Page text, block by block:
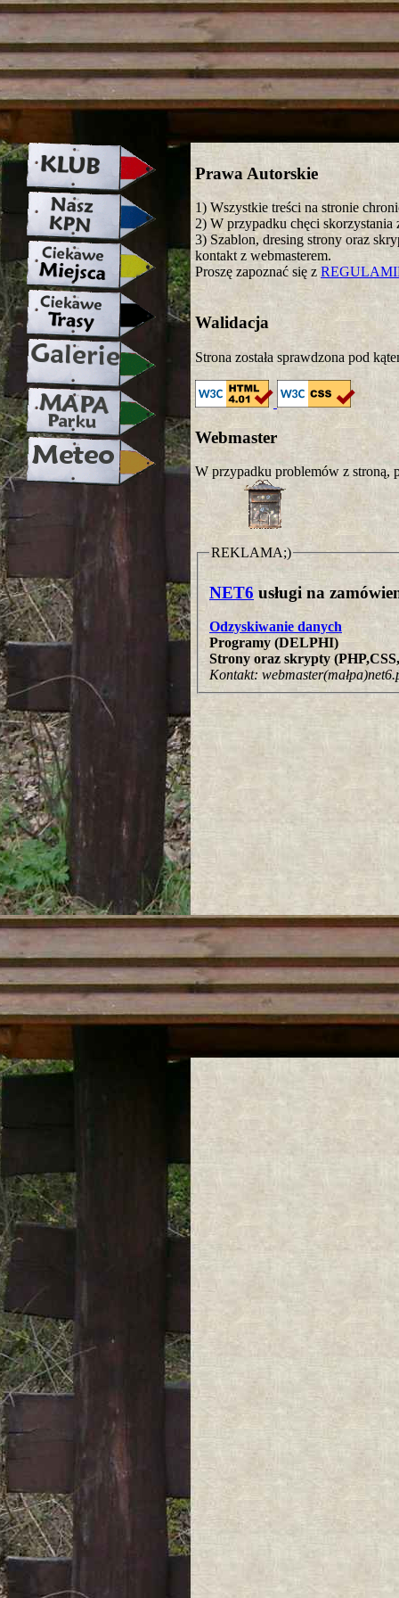
strona w naprawie zapraszamy
Prawa Autorskie
1) Wszystkie treści na stronie
2) W przypadku chęci skorzystania
3) Szablon, dresing strony oraz
kontakt z webmasterem.
Proszę zapoznać się z
Walidacja
Strona została sprawdzona pod
Webmaster
W przypadku problemów z stroną,
REKLAMA;)
NET6 usługi na
Odzyskiwanie danych
Programy (DELPHI)
Strony oraz skrypty
Kontakt: